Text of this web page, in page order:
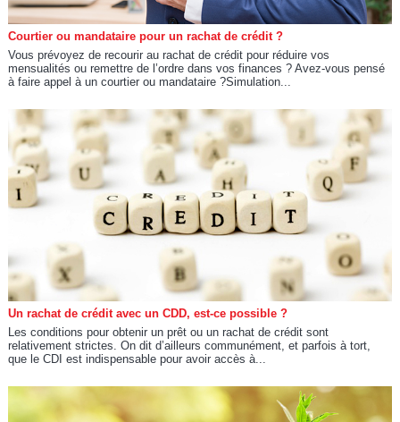
Courtier ou mandataire pour un rachat de crédit ?
Vous prévoyez de recourir au rachat de crédit pour réduire vos
mensualités ou remettre de l’ordre dans vos finances ? Avez-vous pensé
à faire appel à un courtier ou mandataire ?Simulation...
Un rachat de crédit avec un CDD, est-ce possible ?
Les conditions pour obtenir un prêt ou un rachat de crédit sont
relativement strictes. On dit d’ailleurs communément, et parfois à tort,
que le CDI est indispensable pour avoir accès à...